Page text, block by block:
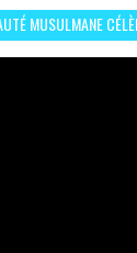
MUSULMANE